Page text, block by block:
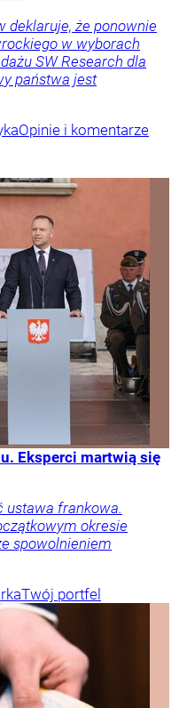
deklaruje, że ponownie
w wyborach
SW Research dla
państwa jest
Opinie i komentarze
Eksperci martwią się
ustawa frankowa.
okresie
spowolnieniem
Twój portfel